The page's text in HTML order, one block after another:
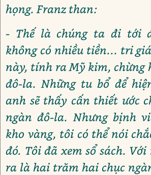
họng. Franz than:
- Thế là chúng ta đi tới
không có nhiều tiền... tri
này, tính ra Mỹ kim, chừng
đô-la. Những tu bổ để
anh sẽ thấy cấn thiết ước
ngàn đô-la. Nhưng bịnh
kho vàng, tôi có thể nói
đó. Tôi đã xem sổ sách. Với
ra là hai trăm hai chục